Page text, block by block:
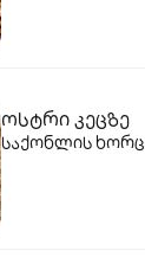
ოსტრი კეცზე
საქონლის